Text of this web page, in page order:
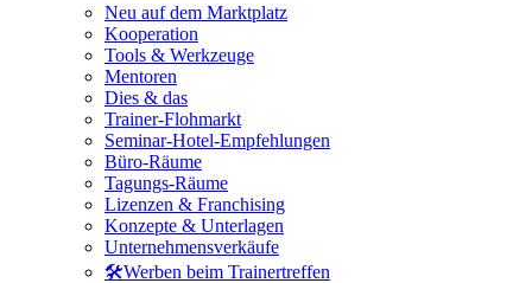
Neu auf dem Marktplatz
Kooperation
Tools & Werkzeuge
Mentoren
Dies & das
Trainer-Flohmarkt
Seminar-Hotel-Empfehlungen
Büro-Räume
Tagungs-Räume
Lizenzen & Franchising
Konzepte & Unterlagen
Unternehmensverkäufe
🛠️Werben beim Trainertreffen